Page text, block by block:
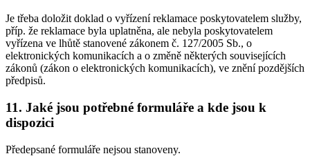
Je třeba doložit doklad o vyřízení reklamace poskytovatelem služby,
příp. že reklamace byla uplatněna, ale nebyla poskytovatelem
vyřízena ve lhůtě stanovené zákonem č. 127/2005 Sb., o
elektronických komunikacích a o změně některých souvisejících
zákonů (zákon o elektronických komunikacích), ve znění pozdějších
předpisů.
11. Jaké jsou potřebné formuláře a kde jsou k
dispozici
Předepsané formuláře nejsou stanoveny.